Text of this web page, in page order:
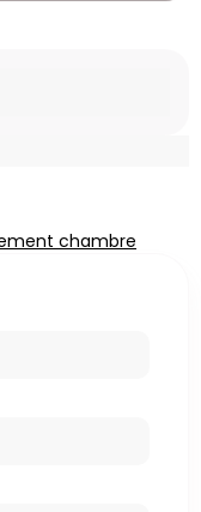
chambre